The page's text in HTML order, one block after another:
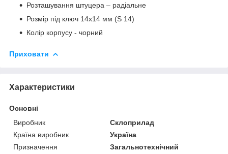
Розташування штуцера – радіальне
Розмір під ключ 14х14 мм (S 14)
Колір корпусу - чорний
Приховати
Характеристики
Основні
Виробник
Склоприлад
Країна виробник
Україна
Призначення
Загальнотехнічний